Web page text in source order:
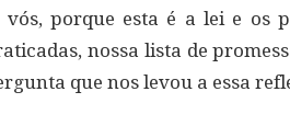
porque esta é a lei e os
nossa lista de
que nos levou a essa